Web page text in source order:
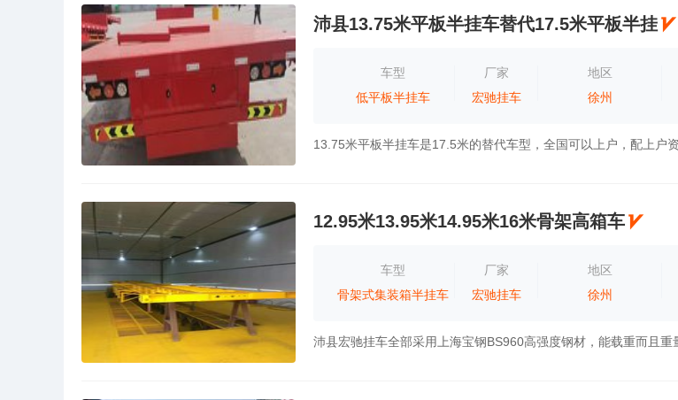
沛县13.75米平板半挂车替代17.5米平板半挂
车型
低平板半挂车
厂家
宏驰挂车
地区
徐州
12.95米13.95米14.95米16米骨架高箱车
车型
骨架式集装箱半挂车
厂家
宏驰挂车
地区
徐州